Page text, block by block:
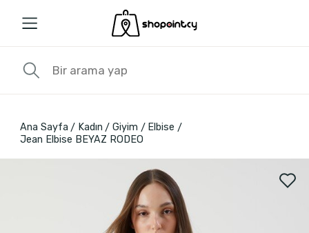
Ana Sayfa Kadın Giyim
Elbise
Jean Elbise BEYAZ RODEO